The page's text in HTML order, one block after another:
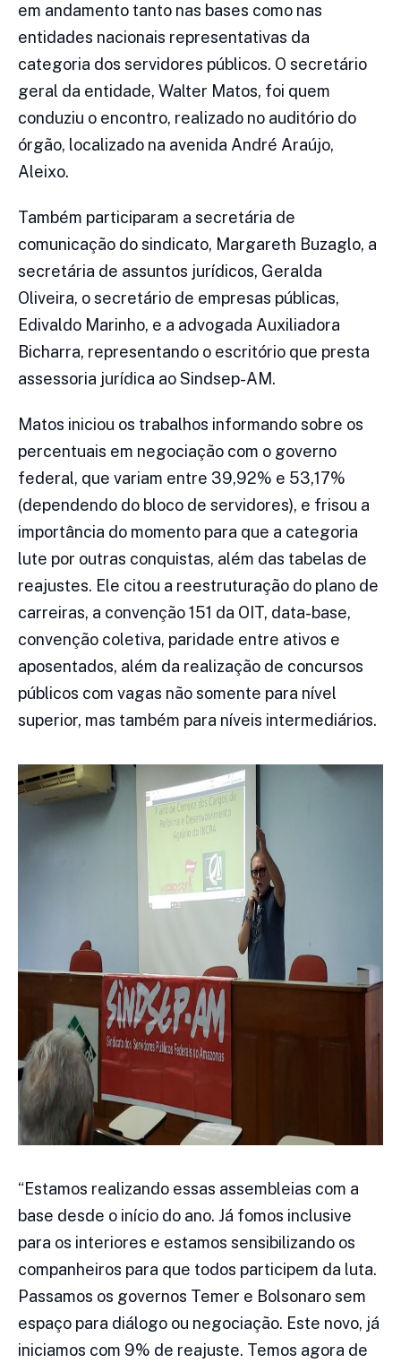
em andamento tanto nas bases como nas
entidades nacionais representativas da
categoria dos servidores públicos. O secretário
geral da entidade, Walter Matos, foi quem
conduziu o encontro, realizado no auditório do
órgão, localizado na avenida André Araújo,
Aleixo.
Também participaram a secretária de
comunicação do sindicato, Margareth Buzaglo, a
secretária de assuntos jurídicos, Geralda
Oliveira, o secretário de empresas públicas,
Edivaldo Marinho, e a advogada Auxiliadora
Bicharra, representando o escritório que presta
assessoria jurídica ao Sindsep-AM.
Matos iniciou os trabalhos informando sobre os
percentuais em negociação com o governo
federal, que variam entre 39,92% e 53,17%
(dependendo do bloco de servidores), e frisou a
importância do momento para que a categoria
lute por outras conquistas, além das tabelas de
reajustes. Ele citou a reestruturação do plano de
carreiras, a convenção 151 da OIT, data-base,
convenção coletiva, paridade entre ativos e
aposentados, além da realização de concursos
públicos com vagas não somente para nível
superior, mas também para níveis intermediários.
“Estamos realizando essas assembleias com a
base desde o início do ano. Já fomos inclusive
para os interiores e estamos sensibilizando os
companheiros para que todos participem da luta.
Passamos os governos Temer e Bolsonaro sem
espaço para diálogo ou negociação. Este novo, já
iniciamos com 9% de reajuste. Temos agora de